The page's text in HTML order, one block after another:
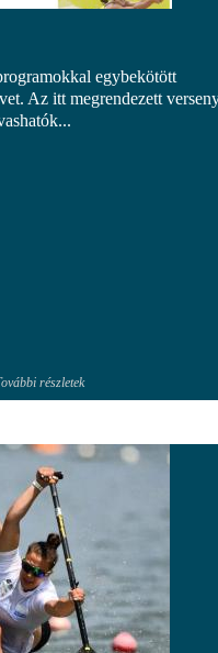
egybekötött
Az itt megrendezett
részletek